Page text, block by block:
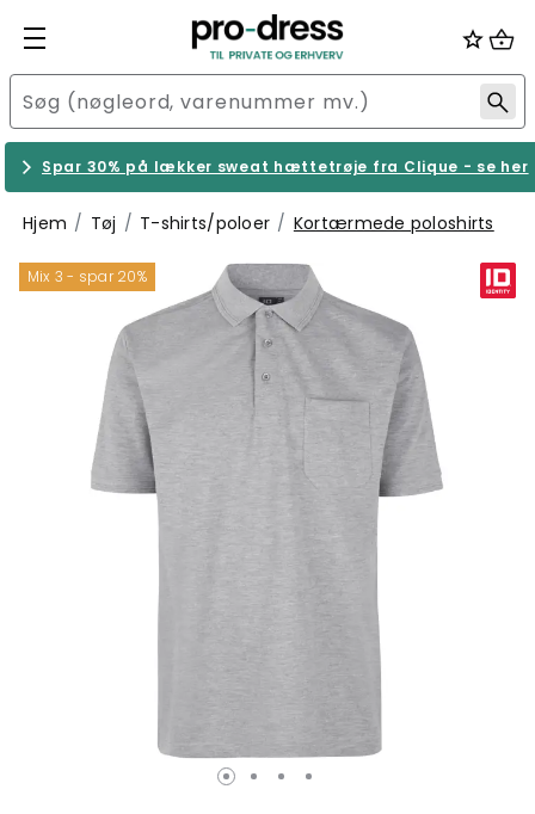
Spar 30% på lækker sweat hættetrøje fra Clique - se her
Hjem Tøj T-shirts/poloer Kortærmede poloshirts
Mix 3 - spar 20%